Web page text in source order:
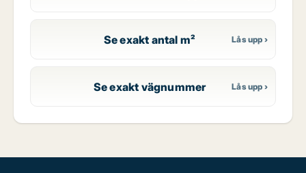
Se exakt antal m²
Se exakt vägnummer